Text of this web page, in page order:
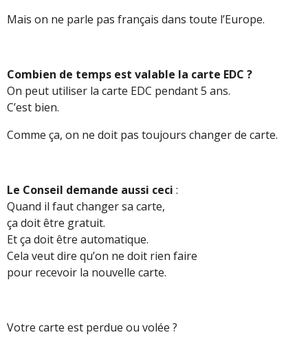
Mais on ne parle pas français dans toute l’Europe.
Combien de temps est valable la carte EDC ?
On peut utiliser la carte EDC pendant 5 ans.
C’est bien.
Comme ça, on ne doit pas toujours changer de carte.
Le Conseil demande aussi ceci :
Quand il faut changer sa carte,
ça doit être gratuit.
Et ça doit être automatique.
Cela veut dire qu’on ne doit rien faire
pour recevoir la nouvelle carte.
Votre carte est perdue ou volée ?